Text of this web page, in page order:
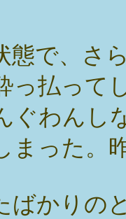
態で、さ
っ払って
ぐわんし
まった。
ばかりの